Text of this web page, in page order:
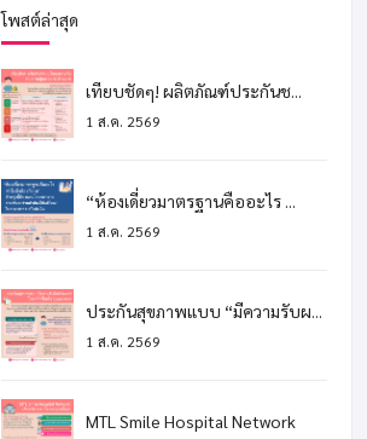
โพสต์ล่าสุด
เทียบชัดๆ! ผลิตภัณฑ์ประกันช...
1 ส.ค. 2569
“ห้องเดี่ยวมาตรฐานคืออะไร ...
1 ส.ค. 2569
ประกันสุขภาพแบบ “มีความรับผ...
1 ส.ค. 2569
MTL Smile Hospital Network